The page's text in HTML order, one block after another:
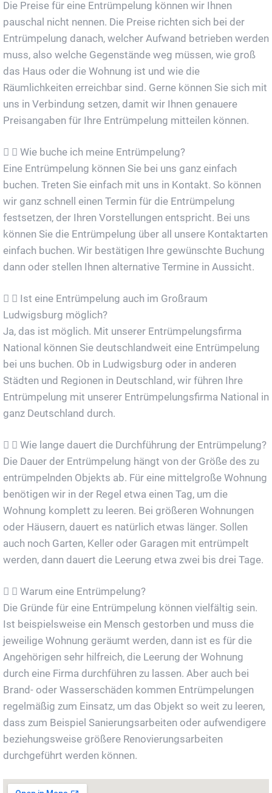
Die Preise für eine Entrümpelung können wir Ihnen
pauschal nicht nennen. Die Preise richten sich bei der
Entrümpelung danach, welcher Aufwand betrieben werden
muss, also welche Gegenstände weg müssen, wie groß
das Haus oder die Wohnung ist und wie die
Räumlichkeiten erreichbar sind. Gerne können Sie sich mit
uns in Verbindung setzen, damit wir Ihnen genauere
Preisangaben für Ihre Entrümpelung mitteilen können.
Wie buche ich meine Entrümpelung?
Eine Entrümpelung können Sie bei uns ganz einfach
buchen. Treten Sie einfach mit uns in Kontakt. So können
wir ganz schnell einen Termin für die Entrümpelung
festsetzen, der Ihren Vorstellungen entspricht. Bei uns
können Sie die Entrümpelung über all unsere Kontaktarten
einfach buchen. Wir bestätigen Ihre gewünschte Buchung
dann oder stellen Ihnen alternative Termine in Aussicht.
Ist eine Entrümpelung auch im Großraum
Ludwigsburg möglich?
Ja, das ist möglich. Mit unserer Entrümpelungsfirma
National können Sie deutschlandweit eine Entrümpelung
bei uns buchen. Ob in Ludwigsburg oder in anderen
Städten und Regionen in Deutschland, wir führen Ihre
Entrümpelung mit unserer Entrümpelungsfirma National in
ganz Deutschland durch.
Wie lange dauert die Durchführung der Entrümpelung?
Die Dauer der Entrümpelung hängt von der Größe des zu
entrümpelnden Objekts ab. Für eine mittelgroße Wohnung
benötigen wir in der Regel etwa einen Tag, um die
Wohnung komplett zu leeren. Bei größeren Wohnungen
oder Häusern, dauert es natürlich etwas länger. Sollen
auch noch Garten, Keller oder Garagen mit entrümpelt
werden, dann dauert die Leerung etwa zwei bis drei Tage.
Warum eine Entrümpelung?
Die Gründe für eine Entrümpelung können vielfältig sein.
Ist beispielsweise ein Mensch gestorben und muss die
jeweilige Wohnung geräumt werden, dann ist es für die
Angehörigen sehr hilfreich, die Leerung der Wohnung
durch eine Firma durchführen zu lassen. Aber auch bei
Brand- oder Wasserschäden kommen Entrümpelungen
regelmäßig zum Einsatz, um das Objekt so weit zu leeren,
dass zum Beispiel Sanierungsarbeiten oder aufwendigere
beziehungsweise größere Renovierungsarbeiten
durchgeführt werden können.